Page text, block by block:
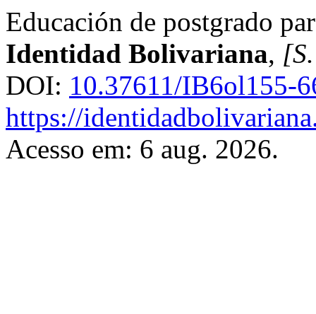
Educación de postgrado
Identidad Bolivariana,
DOI: 10.37611/IB6ol155-
https://
Acesso em: 6 aug. 2026.